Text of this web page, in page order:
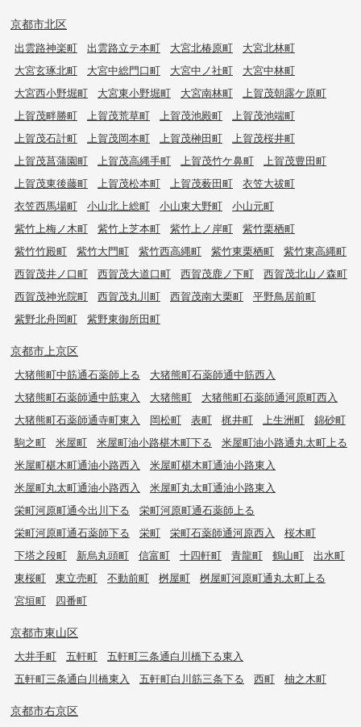
京都市北区
出雲路神楽町 出雲路立テ本町 大宮北椿原町
大宮北林町
大宮玄琢北町
大宮中総門口町 大宮中ノ社町
大宮中林町
大宮西小野堀町
大宮東小野堀町 大宮南林町
上賀茂朝露ケ原町
上賀茂畔勝町
上賀茂荒草町 上賀茂池殿町
上賀茂池端町
上賀茂石計町
上賀茂岡本町 上賀茂榊田町
上賀茂桜井町
上賀茂菖蒲園町
上賀茂高縄手町 上賀茂竹ケ鼻町
上賀茂豊田町
上賀茂東後藤町
上賀茂松本町 上賀茂薮田町
衣笠大祓町
衣笠西馬場町
小山北上総町 小山東大野町
小山元町
紫竹上梅ノ木町
紫竹上芝本町 紫竹上ノ岸町
紫竹栗栖町
紫竹竹殿町
紫竹大門町 紫竹西高縄町 紫竹東栗栖町
紫竹東高縄町
西賀茂井ノ口町
西賀茂大道口町 西賀茂鹿ノ下町
西賀茂北山ノ森町
西賀茂神光院町
西賀茂丸川町 西賀茂南大栗町
平野鳥居前町
紫野北舟岡町
紫野東御所田町
京都市上京区
大猪熊町中筋通石薬師上る
大猪熊町石薬師通中筋西入
大猪熊町石薬師通中筋東入
大猪熊町
大猪熊町石薬師通河原町西入
大猪熊町石薬師通寺町東入
岡松町 表町 梶井町 上生洲町
錦砂町
駒之町
米屋町 米屋町油小路椹木町下る
米屋町油小路通丸太町上る
米屋町椹木町通油小路西入
米屋町椹木町通油小路東入
米屋町丸太町通油小路西入
米屋町丸太町通油小路東入
栄町河原町通今出川下る
栄町河原町通石薬師上る
栄町河原町通石薬師下る
栄町 栄町石薬師通河原西入
桜木町
下塔之段町
新烏丸頭町 信富町 十四軒町 青龍町 鶴山町
出水町
東桜町
東立売町 不動前町 桝屋町
桝屋町河原町通丸太町上る
宮垣町
四番町
京都市東山区
大井手町 五軒町
五軒町三条通白川橋下る東入
五軒町三条通白川橋東入
五軒町白川筋三条下る 西町 柚之木町
京都市右京区